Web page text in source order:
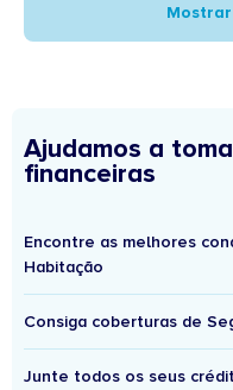
Ajudamos a
financeiras
Encontre as melhores
Habitação
Consiga coberturas de
Junte todos os seus